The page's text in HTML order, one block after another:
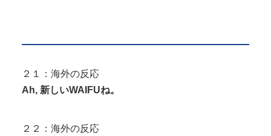
２１：海外の反応
Ah, 新しいWAIFUね。
２２：海外の反応